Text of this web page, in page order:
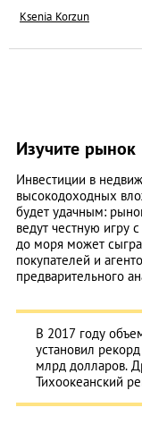
Ksenia Korzun
Изучите рынок
Инвестиции в
высокодоходных
будет удачным:
ведут честную игру
до моря может
покупателей и
предварительного
В 2017 году
установил
млрд долларов.
Тихоокеанский